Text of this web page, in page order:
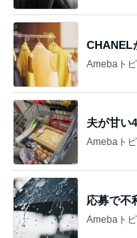
CHANEL
Amebaト
夫が甘い
Amebaト
応募で不
Amebaト